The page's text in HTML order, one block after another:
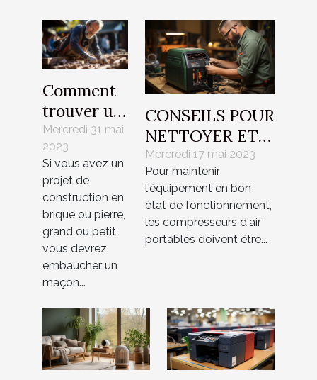
Comment
trouver un
maçon
près de
chez vous
?
Mercredi 31 mai
2023
Si vous avez un
projet de
construction en
brique ou pierre,
grand ou petit,
vous devrez
embaucher un
maçon...
CONSEILS POUR
NETTOYER ET
DÉSINFECTER
LES
COMPRESSEURS
D'AIR
PORTABLES
Mercredi 17 mai 2023
Pour maintenir
l'équipement en bon
état de fonctionnement,
les compresseurs d'air
portables doivent être...